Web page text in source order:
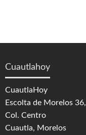
Cuautlahoy
CuautlaHoy
Escolta de Morelos 36,
Col. Centro
Cuautla, Morelos